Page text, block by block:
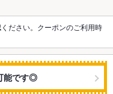
ださい。クーポンのご利用時
能です◎